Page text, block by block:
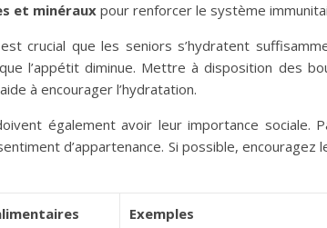
et minéraux pour renforcer le système
crucial que les seniors s’hydratent
l’appétit diminue. Mettre à disposition des
à encourager l’hydratation.
également avoir leur importance sociale.
d’appartenance. Si possible,
Exemples